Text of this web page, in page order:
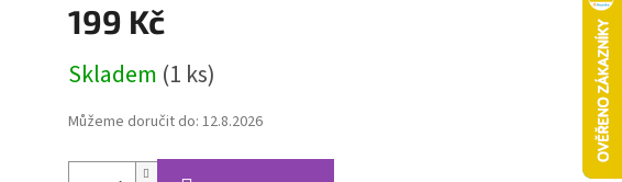
199 Kč
cena:
Skladem (1 ks)
Můžeme doručit do: 12.8.2026